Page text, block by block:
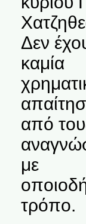
Δεν
καμία
από
με
τρόπο.